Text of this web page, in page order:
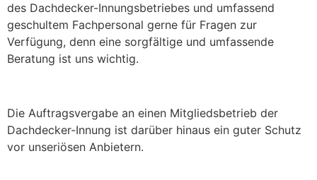
des Dachdecker-Innungsbetriebes und umfassend
geschultem Fachpersonal gerne für Fragen zur
Verfügung, denn eine sorgfältige und umfassende
Beratung ist uns wichtig.
Die Auftragsvergabe an einen Mitgliedsbetrieb der
Dachdecker-Innung ist darüber hinaus ein guter Schutz
vor unseriösen Anbietern.